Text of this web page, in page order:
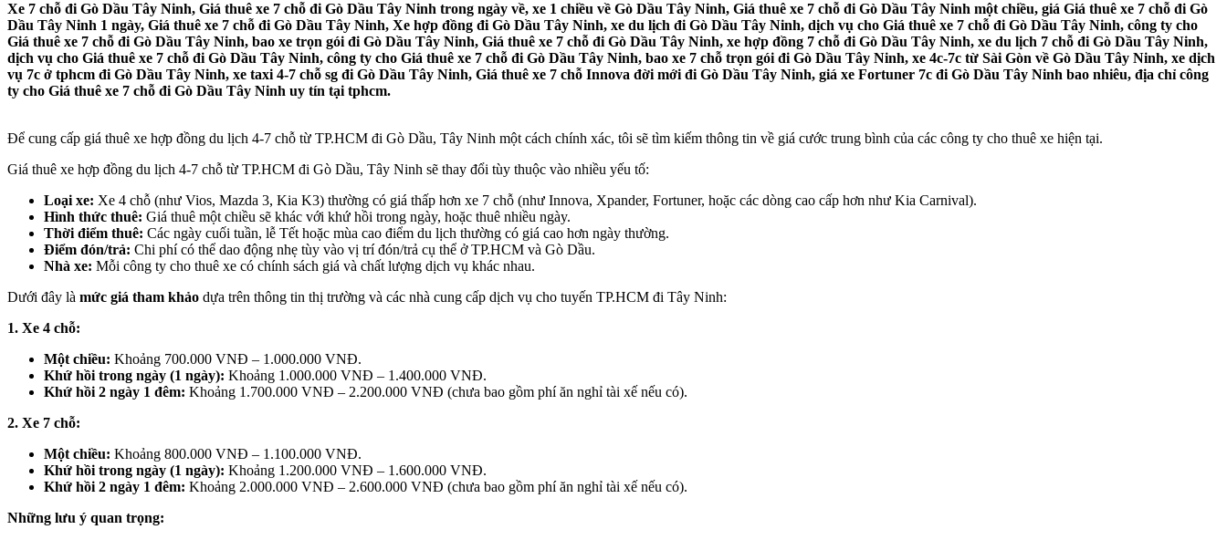
Xe 7 chỗ đi Gò Dầu Tây Ninh, Giá thuê xe 7 chỗ đi Gò Dầu Tây Ninh trong ngày về, xe 1 chiều về Gò Dầu Tây Ninh, Giá thuê xe 7 chỗ đi Gò Dầu Tây Ninh một chiều, giá Giá thuê xe 7 chỗ đi Gò
Dầu Tây Ninh 1 ngày, Giá thuê xe 7 chỗ đi Gò Dầu Tây Ninh, Xe hợp đồng đi Gò Dầu Tây Ninh, xe du lịch đi Gò Dầu Tây Ninh, dịch vụ cho Giá thuê xe 7 chỗ đi Gò Dầu Tây Ninh, công ty cho
Giá thuê xe 7 chỗ đi Gò Dầu Tây Ninh, bao xe trọn gói đi Gò Dầu Tây Ninh, Giá thuê xe 7 chỗ đi Gò Dầu Tây Ninh, xe hợp đồng 7 chỗ đi Gò Dầu Tây Ninh, xe du lịch 7 chỗ đi Gò Dầu Tây Ninh,
dịch vụ cho Giá thuê xe 7 chỗ đi Gò Dầu Tây Ninh, công ty cho Giá thuê xe 7 chỗ đi Gò Dầu Tây Ninh, bao xe 7 chỗ trọn gói đi Gò Dầu Tây Ninh, xe 4c-7c từ Sài Gòn về Gò Dầu Tây Ninh, xe dịch
vụ 7c ở tphcm đi Gò Dầu Tây Ninh, xe taxi 4-7 chỗ sg đi Gò Dầu Tây Ninh, Giá thuê xe 7 chỗ Innova đời mới đi Gò Dầu Tây Ninh, giá xe Fortuner 7c đi Gò Dầu Tây Ninh bao nhiêu, địa chỉ công
ty cho Giá thuê xe 7 chỗ đi Gò Dầu Tây Ninh uy tín tại tphcm.
Để cung cấp giá thuê xe hợp đồng du lịch 4-7 chỗ từ TP.HCM đi Gò Dầu, Tây Ninh một cách chính xác, tôi sẽ tìm kiếm thông tin về giá cước trung bình của các công ty cho thuê xe hiện tại.
Giá thuê xe hợp đồng du lịch 4-7 chỗ từ TP.HCM đi Gò Dầu, Tây Ninh sẽ thay đổi tùy thuộc vào nhiều yếu tố:
Loại xe: Xe 4 chỗ (như Vios, Mazda 3, Kia K3) thường có giá thấp hơn xe 7 chỗ (như Innova, Xpander, Fortuner, hoặc các dòng cao cấp hơn như Kia Carnival).
Hình thức thuê: Giá thuê một chiều sẽ khác với khứ hồi trong ngày, hoặc thuê nhiều ngày.
Thời điểm thuê: Các ngày cuối tuần, lễ Tết hoặc mùa cao điểm du lịch thường có giá cao hơn ngày thường.
Điểm đón/trả: Chi phí có thể dao động nhẹ tùy vào vị trí đón/trả cụ thể ở TP.HCM và Gò Dầu.
Nhà xe: Mỗi công ty cho thuê xe có chính sách giá và chất lượng dịch vụ khác nhau.
Dưới đây là mức giá tham khảo dựa trên thông tin thị trường và các nhà cung cấp dịch vụ cho tuyến TP.HCM đi Tây Ninh:
1. Xe 4 chỗ:
Một chiều: Khoảng 700.000 VNĐ – 1.000.000 VNĐ.
Khứ hồi trong ngày (1 ngày): Khoảng 1.000.000 VNĐ – 1.400.000 VNĐ.
Khứ hồi 2 ngày 1 đêm: Khoảng 1.700.000 VNĐ – 2.200.000 VNĐ (chưa bao gồm phí ăn nghỉ tài xế nếu có).
2. Xe 7 chỗ:
Một chiều: Khoảng 800.000 VNĐ – 1.100.000 VNĐ.
Khứ hồi trong ngày (1 ngày): Khoảng 1.200.000 VNĐ – 1.600.000 VNĐ.
Khứ hồi 2 ngày 1 đêm: Khoảng 2.000.000 VNĐ – 2.600.000 VNĐ (chưa bao gồm phí ăn nghỉ tài xế nếu có).
Những lưu ý quan trọng: